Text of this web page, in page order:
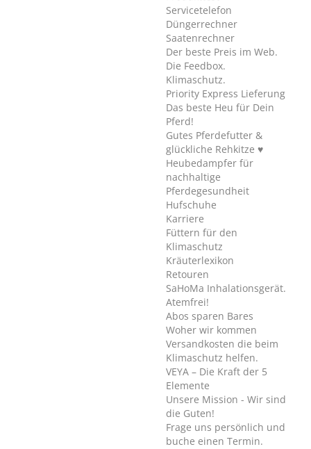
Servicetelefon
Düngerrechner
Saatenrechner
Der beste Preis im Web.
Die Feedbox.
Klimaschutz.
Priority Express Lieferung
Das beste Heu für Dein
Pferd!
Gutes Pferdefutter &
glückliche Rehkitze ♥
Heubedampfer für
nachhaltige
Pferdegesundheit
Hufschuhe
Karriere
Füttern für den
Klimaschutz
Kräuterlexikon
Retouren
SaHoMa Inhalationsgerät.
Atemfrei!
Abos sparen Bares
Woher wir kommen
Versandkosten die beim
Klimaschutz helfen.
VEYA – Die Kraft der 5
Elemente
Unsere Mission - Wir sind
die Guten!
Frage uns persönlich und
buche einen Termin.